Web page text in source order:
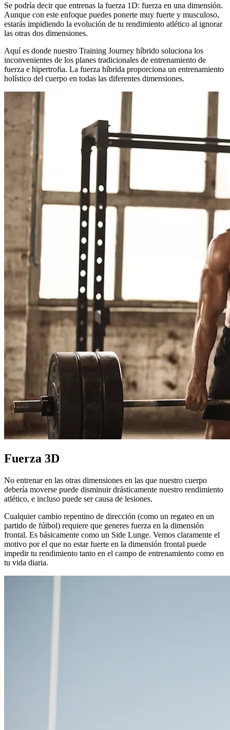
Se podría decir que entrenas la fuerza 1D: fuerza en una dimensión.
Aunque con este enfoque puedes ponerte muy fuerte y musculoso,
estarás impidiendo la evolución de tu rendimiento atlético al ignorar
las otras dos dimensiones.
Aquí es donde nuestro Training Journey híbrido soluciona los
inconvenientes de los planes tradicionales de entrenamiento de
fuerza e hipertrofia. La fuerza híbrida proporciona un entrenamiento
holístico del cuerpo en todas las diferentes dimensiones.
Fuerza 3D
No entrenar en las otras dimensiones en las que nuestro cuerpo
debería moverse puede disminuir drásticamente nuestro rendimiento
atlético, e incluso puede ser causa de lesiones.
Cualquier cambio repentino de dirección (como un regateo en un
partido de fútbol) requiere que generes fuerza en la dimensión
frontal. Es básicamente como un Side Lunge. Vemos claramente el
motivo por el que no estar fuerte en la dimensión frontal puede
impedir tu rendimiento tanto en el campo de entrenamiento como en
tu vida diaria.